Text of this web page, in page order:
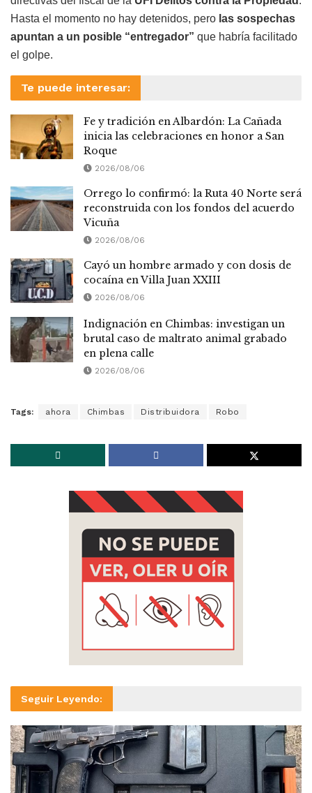
Hasta el momento no hay detenidos, pero las sospechas
apuntan a un posible “entregador” que habría facilitado
el golpe.
Te puede interesar:
Fe y tradición en Albardón: La Cañada
inicia las celebraciones en honor a San
Roque
2026/08/06
Orrego lo confirmó: la Ruta 40 Norte será
reconstruida con los fondos del acuerdo
Vicuña
2026/08/06
Cayó un hombre armado y con dosis de
cocaína en Villa Juan XXIII
2026/08/06
Indignación en Chimbas: investigan un
brutal caso de maltrato animal grabado
en plena calle
2026/08/06
Tags: ahora Chimbas Distribuidora Robo
Seguir Leyendo: